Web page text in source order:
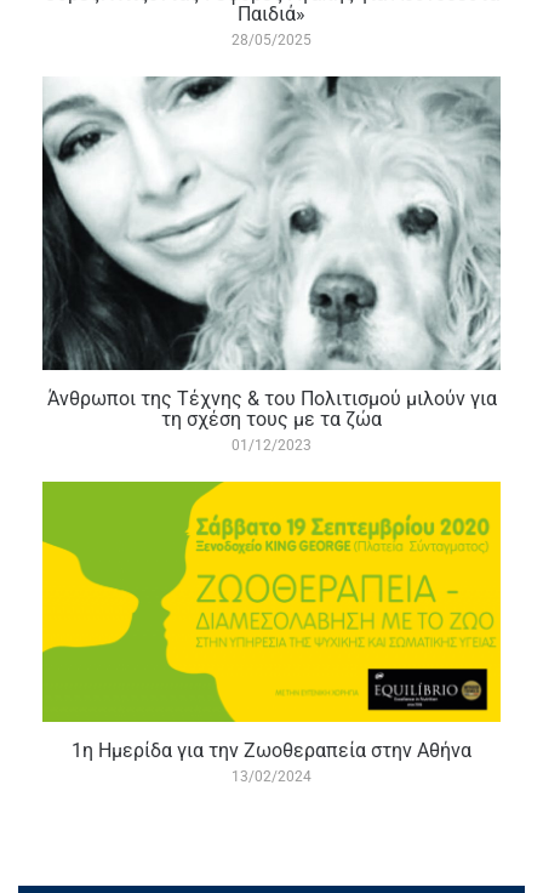
Παιδιά»
28/05/2025
Άνθρωποι της Τέχνης & του Πολιτισμού μιλούν για
τη σχέση τους με τα ζώα
01/12/2023
1η Ημερίδα για την Ζωοθεραπεία στην Αθήνα
13/02/2024